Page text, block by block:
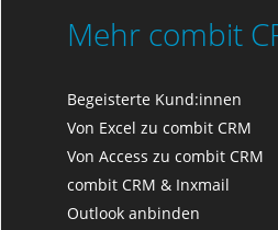
Mehr combit
Begeisterte Kund:innen
Von Excel zu combit CRM
Von Access zu combit CRM
combit CRM & Inxmail
Outlook anbinden